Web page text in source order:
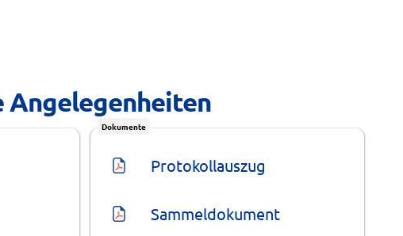
Angelegenheiten
Dokumente
Protokollauszug
Sammeldokument